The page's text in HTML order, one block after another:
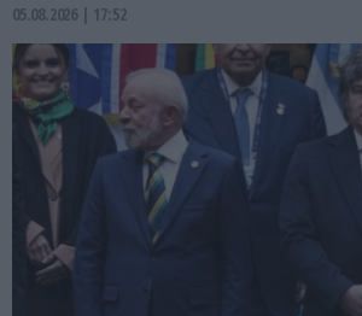
05.08.2026 | 17:52